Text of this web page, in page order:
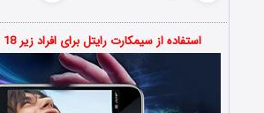
استفاده از سیمکارت رایتل برای افراد زیر 18 سال ممنوع شد